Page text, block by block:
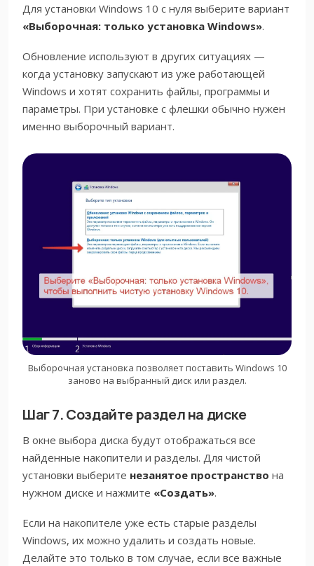
Для установки Windows 10 с нуля выберите вариант
«Выборочная: только установка Windows».
Обновление используют в других ситуациях —
когда установку запускают из уже работающей
Windows и хотят сохранить файлы, программы и
параметры. При установке с флешки обычно нужен
именно выборочный вариант.
Выборочная установка позволяет поставить Windows 10
заново на выбранный диск или раздел.
Шаг 7. Создайте раздел на диске
В окне выбора диска будут отображаться все
найденные накопители и разделы. Для чистой
установки выберите незанятое пространство на
нужном диске и нажмите «Создать».
Если на накопителе уже есть старые разделы
Windows, их можно удалить и создать новые.
Делайте это только в том случае, если все важные